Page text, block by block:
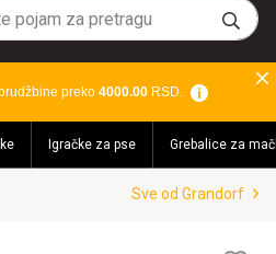
preko 4000.00RSD.
Igračke za pse Grebalice za
Sve od Grandorf